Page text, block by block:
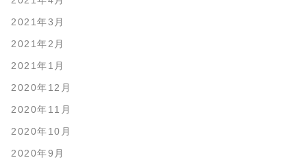
2021年3月
2021年2月
2021年1月
2020年12月
2020年11月
2020年10月
2020年9月